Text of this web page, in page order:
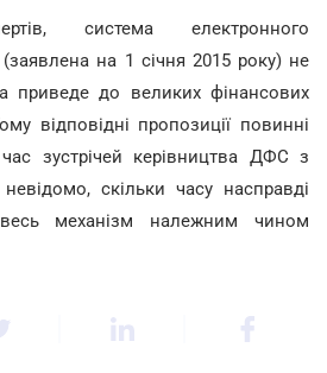
система електронного
на 1 січня 2015 року) не
приведе до великих фінансових
відповідні пропозиції повинні
зустрічей керівництва ДФС з
скільки часу насправді
механізм належним чином